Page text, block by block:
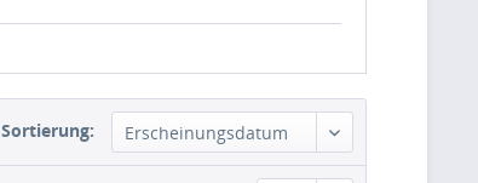
Sortierung: Erscheinungsdatum